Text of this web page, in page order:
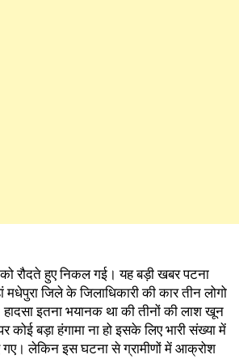
को रौदते हुए निकल गई। यह बड़ी खबर पटना
मधेपुरा जिले के जिलाधिकारी की कार तीन लोगो
इतना भयानक था की तीनों की लाश खून
बड़ा हंगामा ना हो इसके लिए भारी संख्या में
लेकिन इस घटना से ग्रामीणों में आक्रोश